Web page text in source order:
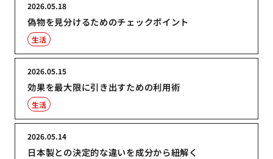
偽物を見分けるためのチェックポイント
2026.05.18
生活
効果を最大限に引き出すための利用術
2026.05.15
生活
日本製との決定的な違いを成分から紐解く
2026.05.14